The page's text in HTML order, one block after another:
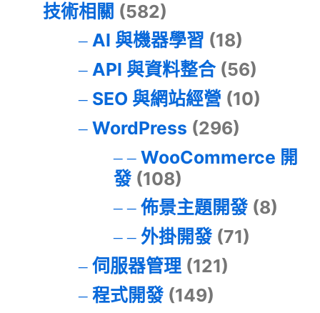
技術相關 (582)
AI 與機器學習 (18)
API 與資料整合(56)
SEO 與網站經營 (10)
WordPress (296)
WooCommerce 開
發(108)
佈景主題開發(8)
外掛開發(71)
伺服器管理(121)
程式開發(149)